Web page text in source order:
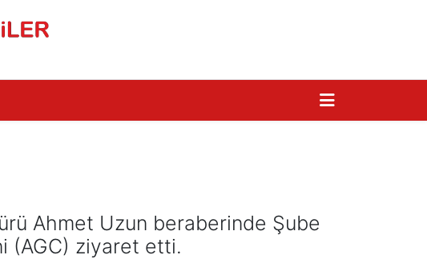
Ahmet Uzun beraberinde Şube
(AGC) ziyaret etti.